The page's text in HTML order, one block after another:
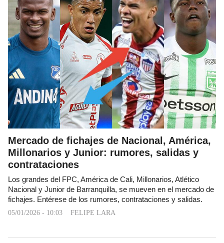
Mercado de fichajes de Nacional, América,
Millonarios y Junior: rumores, salidas y
contrataciones
Los grandes del FPC, América de Cali, Millonarios, Atlético
Nacional y Junior de Barranquilla, se mueven en el mercado de
fichajes. Entérese de los rumores, contrataciones y salidas.
05/01/2026 - 10:03 FELIPE LARA